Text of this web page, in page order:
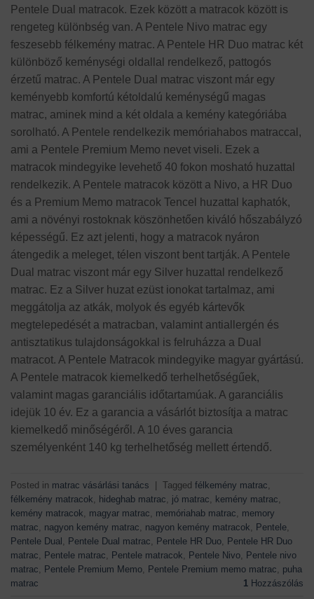
Pentele Dual matracok. Ezek között a matracok között is
rengeteg különbség van. A Pentele Nivo matrac egy
feszesebb félkemény matrac. A Pentele HR Duo matrac két
különböző keménységi oldallal rendelkező, pattogós
érzetű matrac. A Pentele Dual matrac viszont már egy
keményebb komfortú kétoldalú keménységű magas
matrac, aminek mind a két oldala a kemény kategóriába
sorolható. A Pentele rendelkezik memóriahabos matraccal,
ami a Pentele Premium Memo nevet viseli. Ezek a
matracok mindegyike levehető 40 fokon mosható huzattal
rendelkezik. A Pentele matracok között a Nivo, a HR Duo
és a Premium Memo matracok Tencel huzattal kaphatók,
ami a növényi rostoknak köszönhetően kiváló hőszabályzó
képességű. Ez azt jelenti, hogy a matracok nyáron
átengedik a meleget, télen viszont bent tartják. A Pentele
Dual matrac viszont már egy Silver huzattal rendelkező
matrac. Ez a Silver huzat ezüst ionokat tartalmaz, ami
meggátolja az atkák, molyok és egyéb kártevők
megtelepedését a matracban, valamint antiallergén és
antisztatikus tulajdonságokkal is felruházza a Dual
matracot. A Pentele Matracok mindegyike magyar gyártású.
A Pentele matracok kiemelkedő terhelhetőségűek,
valamint magas garanciális időtartamúak. A garanciális
idejük 10 év. Ez a garancia a vásárlót biztosítja a matrac
kiemelkedő minőségéről. A 10 éves garancia
személyenként 140 kg terhelhetőség mellett értendő.
Posted in matrac vásárlási tanács | Tagged félkemény matrac
félkemény matracok
hideghab matrac jó matrac kemény matrac
kemény matracok
magyar matrac memóriahab matrac
memory
matrac
nagyon kemény matrac nagyon kemény matracok Pentele
Pentele Dual
Pentele Dual matrac Pentele HR Duo Pentele HR Duo
matrac
Pentele matrac Pentele matracok Pentele Nivo Pentele nivo
matrac
Pentele Premium Memo Pentele Premium memo matrac
puha
matrac
1 Hozzászólás